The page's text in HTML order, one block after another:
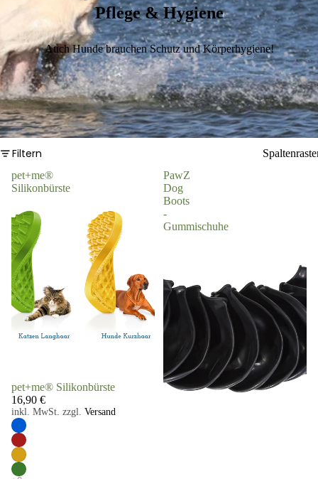
Pflege & Hygiene
Auch Hunde brauchen Schutz und Körperhygiene!
Filtern
pet+me®
Silikonbürste
pet+me® Silikonbürste
16,90 €
inkl. MwSt. zzgl. Versand
PawZ
Dog
Boots
-
Gummischuhe